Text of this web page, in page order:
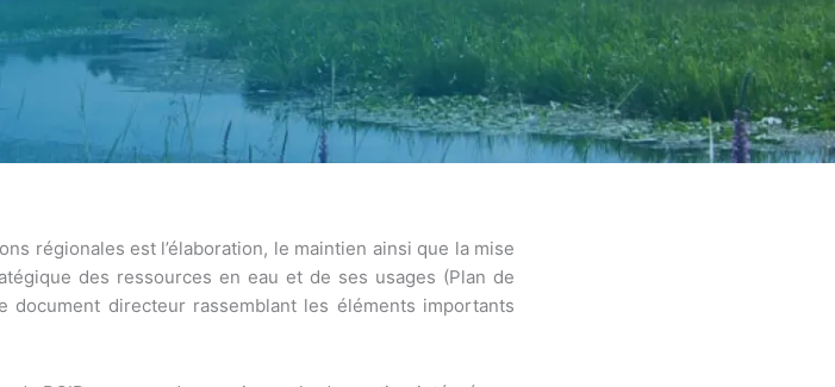
régionales est l’élaboration, le maintien ainsi que la mise
des ressources en eau et de ses usages (Plan de
directeur rassemblant les éléments importants